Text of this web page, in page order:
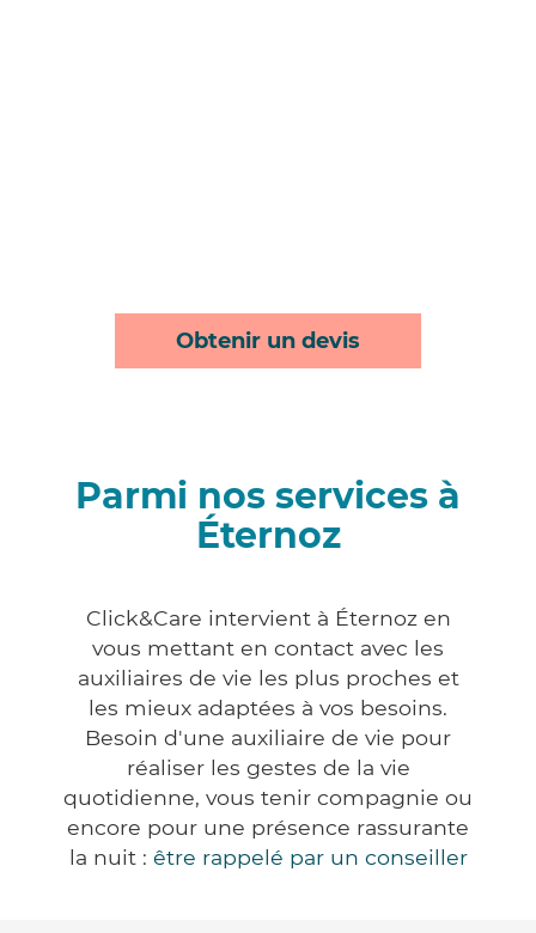
Obtenir un devis
Parmi nos services à
Éternoz
Click&Care intervient à Éternoz en
vous mettant en contact avec les
auxiliaires de vie les plus proches et
les mieux adaptées à vos besoins.
Besoin d'une auxiliaire de vie pour
réaliser les gestes de la vie
quotidienne, vous tenir compagnie ou
encore pour une présence rassurante
la nuit : être rappelé par un conseiller